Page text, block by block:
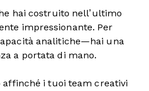
hai costruito nell’ultimo
impressionante. Per
analitiche—hai una
a portata di mano.
affinché i tuoi team creativi